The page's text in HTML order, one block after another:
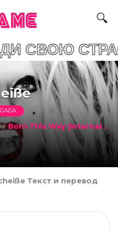
Born This Way (International Special Edition Version)
Текст и перевод